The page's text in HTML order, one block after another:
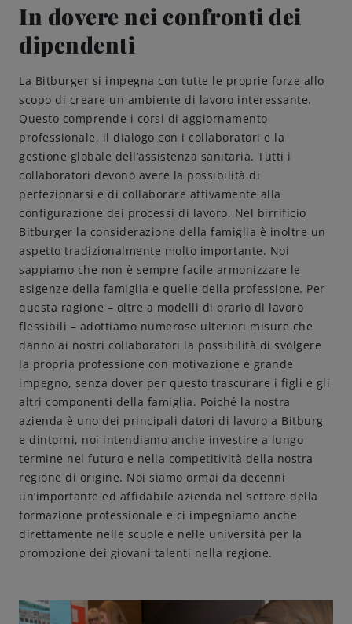
Birreria di famiglia
Storia
Persone
Benvenuti
Birrificio
Sostenibilità
Amicizie di birra
Impegni
In dovere nei confronti dei
dipendenti
La Bitburger si impegna con tutte le proprie forze allo
scopo di creare un ambiente di lavoro interessante.
Questo comprende i corsi di aggiornamento
professionale, il dialogo con i collaboratori e la
gestione globale dell’assistenza sanitaria. Tutti i
collaboratori devono avere la possibilità di
perfezionarsi e di collaborare attivamente alla
configurazione dei processi di lavoro. Nel birrificio
Bitburger la considerazione della famiglia è inoltre un
aspetto tradizionalmente molto importante. Noi
sappiamo che non è sempre facile armonizzare le
esigenze della famiglia e quelle della professione. Per
questa ragione – oltre a modelli di orario di lavoro
flessibili – adottiamo numerose ulteriori misure che
danno ai nostri collaboratori la possibilità di svolgere
la propria professione con motivazione e grande
impegno, senza dover per questo trascurare i figli e gli
altri componenti della famiglia. Poiché la nostra
azienda è uno dei principali datori di lavoro a Bitburg
e dintorni, noi intendiamo anche investire a lungo
termine nel futuro e nella competitività della nostra
regione di origine. Noi siamo ormai da decenni
un’importante ed affidabile azienda nel settore della
formazione professionale e ci impegniamo anche
direttamente nelle scuole e nelle università per la
promozione dei giovani talenti nella regione.